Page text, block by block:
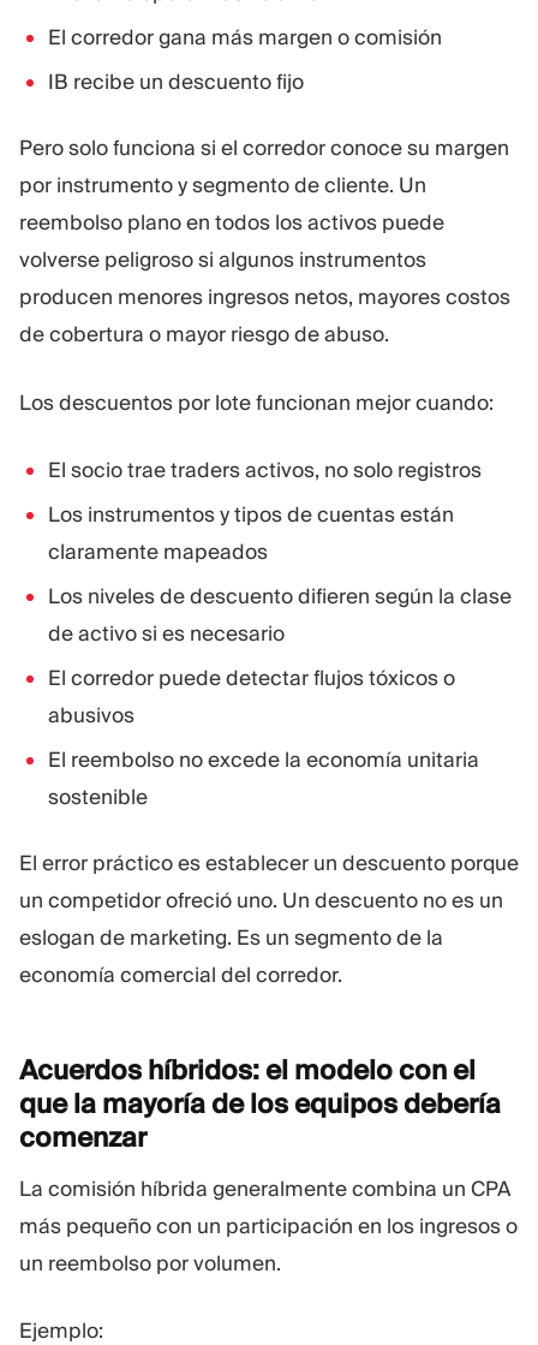
El corredor gana más margen o comisión
IB recibe un descuento fijo
Pero solo funciona si el corredor conoce su margen
por instrumento y segmento de cliente. Un
reembolso plano en todos los activos puede
volverse peligroso si algunos instrumentos
producen menores ingresos netos, mayores costos
de cobertura o mayor riesgo de abuso.
Los descuentos por lote funcionan mejor cuando:
El socio trae traders activos, no solo registros
Los instrumentos y tipos de cuentas están
claramente mapeados
Los niveles de descuento difieren según la clase
de activo si es necesario
El corredor puede detectar flujos tóxicos o
abusivos
El reembolso no excede la economía unitaria
sostenible
El error práctico es establecer un descuento porque
un competidor ofreció uno. Un descuento no es un
eslogan de marketing. Es un segmento de la
economía comercial del corredor.
Acuerdos híbridos: el modelo con el
que la mayoría de los equipos debería
comenzar
La comisión híbrida generalmente combina un CPA
más pequeño con un participación en los ingresos o
un reembolso por volumen.
Ejemplo: